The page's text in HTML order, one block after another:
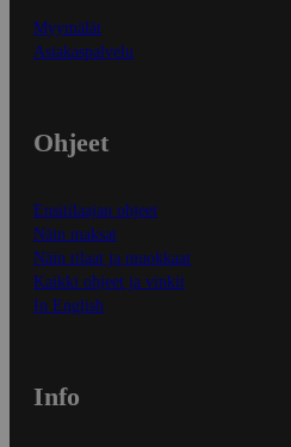
Myymälät
Asiakaspalvelu
Ohjeet
Ensitilaajan ohjeet
Näin maksat
Näin tilaat ja muokkaat
Kaikki ohjeet ja vinkit
In English
Info